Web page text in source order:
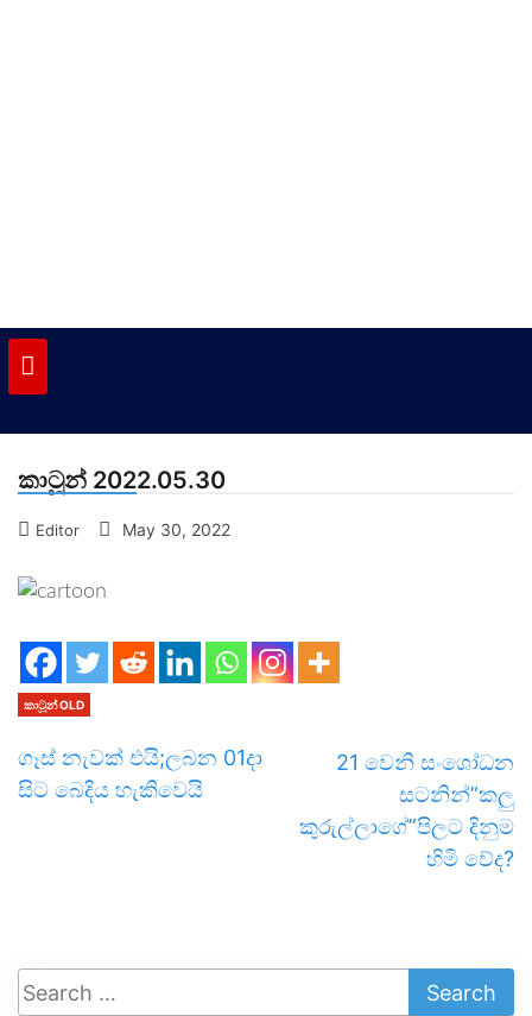
කාටූන් 2022.05.30
Editor May 30, 2022
කාටූන් OLD
ගෑස් නැවක් එයි;ලබන 01දා
සිට බෙදිය හැකිවෙයි
21 වෙනි සංශෝධන
සටනින්”කලු
කුරුල්ලාගේ”පිලට දිනුම
හිමි වේද?